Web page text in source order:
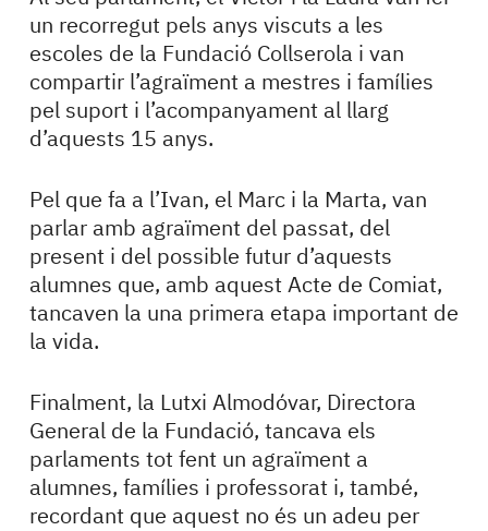
un recorregut pels anys viscuts a les
escoles de la Fundació Collserola i van
compartir l’agraïment a mestres i famílies
pel suport i l’acompanyament al llarg
d’aquests 15 anys.
Pel que fa a l’Ivan, el Marc i la Marta, van
parlar amb agraïment del passat, del
present i del possible futur d’aquests
alumnes que, amb aquest Acte de Comiat,
tancaven la una primera etapa important de
la vida.
Finalment, la Lutxi Almodóvar, Directora
General de la Fundació, tancava els
parlaments tot fent un agraïment a
alumnes, famílies i professorat i, també,
recordant que aquest no és un adeu per